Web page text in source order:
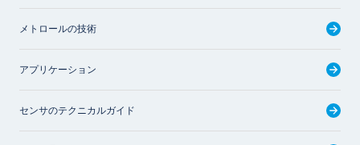
メトロールの技術
アプリケーション
センサのテクニカルガイド